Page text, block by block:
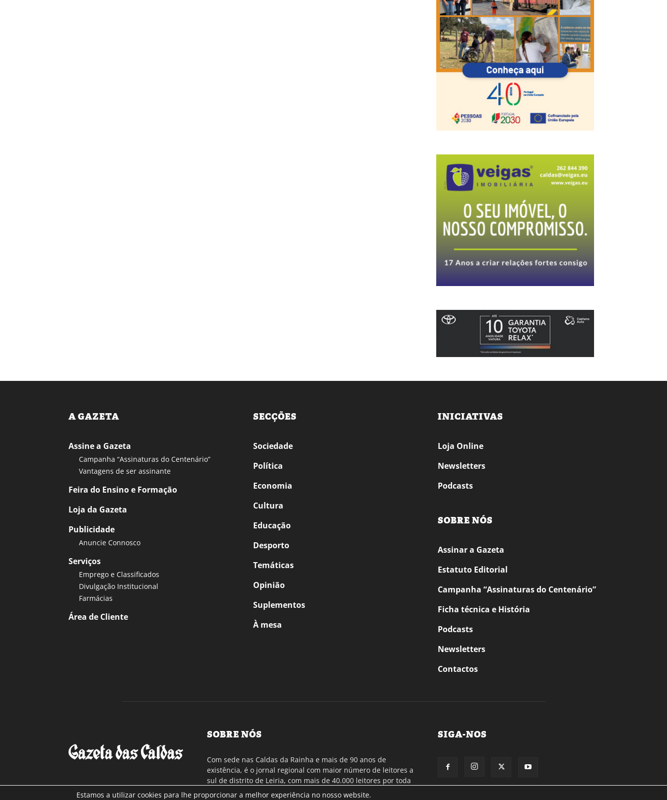
A GAZETA
Assine a Gazeta
Campanha “Assinaturas do Centenário”
Vantagens de ser assinante
Feira do Ensino e Formação
Loja da Gazeta
Publicidade
Anuncie Connosco
Serviços
Emprego e Classificados
Divulgação Institucional
Farmácias
Área de Cliente
SECÇÕES
Sociedade
Política
Economia
Cultura
Educação
Desporto
Temáticas
Opinião
Suplementos
À mesa
INICIATIVAS
Loja Online
Newsletters
Podcasts
SOBRE NÓS
Assinar a Gazeta
Estatuto Editorial
Campanha “Assinaturas do Centenário”
Ficha técnica e História
Podcasts
Newsletters
Contactos
SOBRE NÓS
Com sede nas Caldas da Rainha e mais de 90 anos de
existência, é o jornal regional com maior número de leitores a
sul de distrito de Leiria, com mais de 40.000 leitores por toda
a região Oeste. Jornal com distribuição em Portugal
SIGA-NOS
Estamos a utilizar cookies para lhe proporcionar a melhor experiência no nosso website.